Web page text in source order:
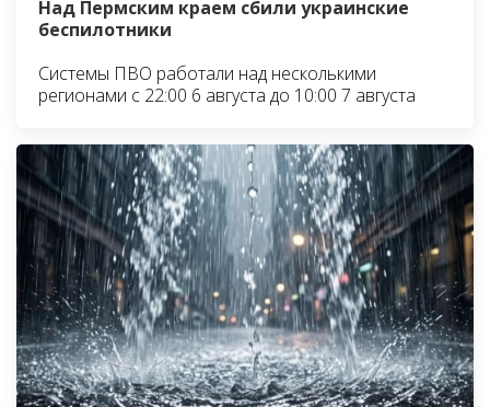
Над Пермским краем сбили украинские
беспилотники
Системы ПВО работали над несколькими
регионами с 22:00 6 августа до 10:00 7 августа